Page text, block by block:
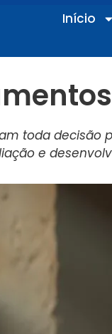
Início
toda decisão
e